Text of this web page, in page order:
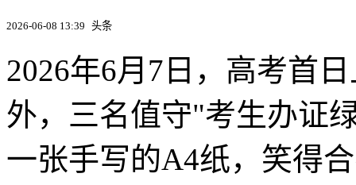
2026-06-08 13:39 头条
2026年6月7日，高考首
外，三名值守"考生办证
一张手写的A4纸，笑得